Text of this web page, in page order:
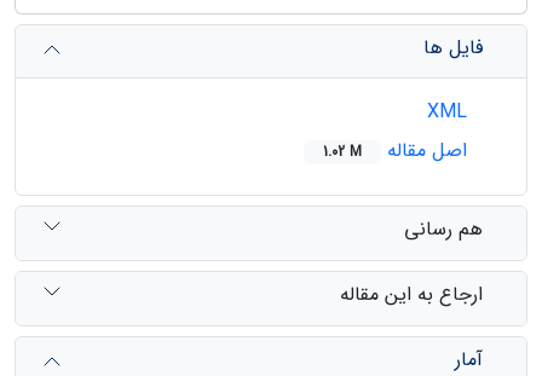
فایل ها
اصل مقاله
1.02 M
هم رسانی
ارجاع به این مقاله
آمار